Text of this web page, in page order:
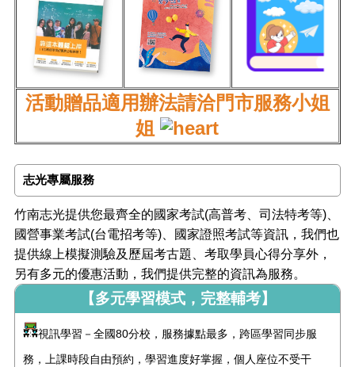
活動贈品適用辦法請洽門市服務小姐
姐
志光專屬服務
竹南志光提供您最齊全的國家考試(高普考、司法特考等)、
國營事業考試(台電招考等)、國家證照考試等資訊，我們也
提供線上模擬測驗及歷屆考古題、考取學員心得分享外，
另有多元的優惠活動，我們提供完整的資訊為服務。
【多元學習模式，完整輔考】
視訊學習－全國80分校，服務據點最多，跨區學習同步服
務，上課時段自由預約，學習進度好掌握，個人座位不受干